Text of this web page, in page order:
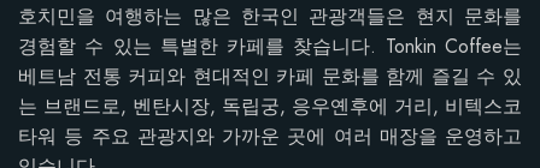
호치민을 여행하는 많은 한국인 관광객들은 현지 문화를
경험할 수 있는 특별한 카페를 찾습니다. Tonkin Coffee는
베트남 전통 커피와 현대적인 카페 문화를 함께 즐길 수 있
는 브랜드로, 벤탄시장, 독립궁, 응우옌후에 거리, 비텍스코
타워 등 주요 관광지와 가까운 곳에 여러 매장을 운영하고